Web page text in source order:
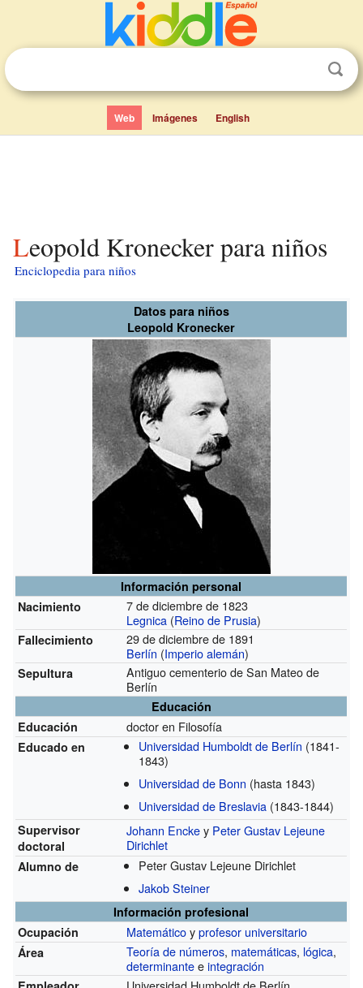
Web Imágenes English
Leopold Kronecker para niños
Enciclopedia para niños
Datos para niños
Leopold Kronecker
Información personal
Nacimiento
7 de diciembre de 1823
Legnica (Reino de Prusia)
Fallecimiento
29 de diciembre de 1891
Berlín (Imperio alemán)
Sepultura
Antiguo cementerio de San Mateo de
Berlín
Educación
Educación
doctor en Filosofía
Educado en Universidad Humboldt de Berlín (1841-
1843)
Universidad de Bonn (hasta 1843)
Universidad de Breslavia (1843-1844)
Supervisor
doctoral
Johann Enckey Peter Gustav Lejeune
Dirichlet
Alumno de
Peter Gustav Lejeune Dirichlet
Jakob Steiner
Información profesional
Ocupación
Matemáticoyprofesor universitario
Área Teoría de números, matemáticas, lógica,
determinanteeintegración